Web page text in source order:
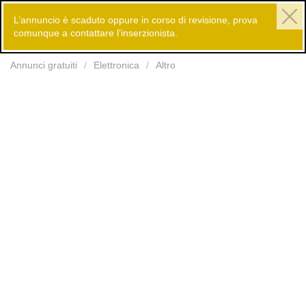
Annunci gratuiti Elettronica Altro
L’annuncio è scaduto oppure in corso di revisione, prova
comunque a contattare l’inserzionista.